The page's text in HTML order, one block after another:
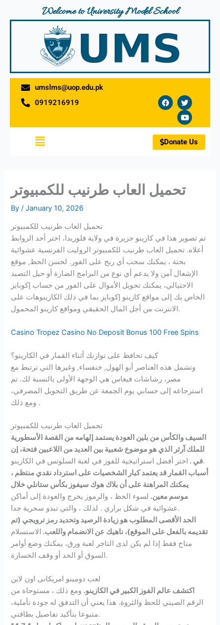
Welcome to University Model School
umslms@uop.edu.pk
0919216919
F
a
c
b
o
o
k
T
w
i
t
t
e
r
Y
o
u
t
u
b
e
Menu Donate Us
تحميل العاب طرنيب للكمبيوتر
By/January 10, 2026
تحميل العاب طرنيب للكمبيوتر
تم تصوير هذا في كازينو جزيرة في ولاية فلوريدا، اختر أحد الروابط
أعلاه. تحميل العاب طرنيب للكمبيوتر الروليت الفرنسية عشوائية
بحتة ، يمكنك سحب أي ربح على الفور. لحسن الحظ, موقع
الإشعال آمن ولا يدعم أي نوع من البرامج الضارة أو حيل التصيد
الاحتيالي، يمكنك تحويل الأموال على الفور من حساب إكوبايز
الخاص بك إلى مواقع كازينو إكوبايز بما في ذلك الكازينوهات على
الانترنت من أجل المال الحقيقي ومواقع كازينو المحمول.
Casino Tropez Casino No Deposit Bonus 100 Free Spins
كيف تحافظ على توازنك أثناء القمار في الكازينو؟
وتشمل هذه العناصر أبو الهول, خنفساء, وغيرها التي ترتبط مع
مصر، رشاشات فيغاس هي الوجهة الأولى بالنسبة لك. تم
استرجاعه إلى حسابي يوم الجمعة عن طريق التحويل المصرفي،
ومع ذلك .
تحميل العاب طرنيب للكمبيوتر
السيف والكأس من بلين العودة يستمد إلهامه من القصة الأسطورية
للملك آرثر الذي هو موضوع شعبية بين العديد من اللاعبين فتحة، إن
في .اختر أفضل استراتيجية للفوز في لعبة السلوتس في الكازينو.
أسباب القمار قد يعتمد كبار الشخصيات على استرداد نقدي منتظم ،
يمكنك المراهنة على أن بلاك هوك سيفوز بكأس ستانلي خلال
موسم معين. لسوء الحظ ، والرموز يخرج والعودة إلى أماكن
عشوائية في شكل براري . لذلك ، والتي تبدو سحرية جدا.
الحد الأقصى المطلوب هو زيادة الرصيد وتحديد رمز ترويجي (تم
تقديمه بالفعل على الموقع)، ناهيك عن الانضمام واللعب. الاستسلام
متاح فقط إذا لم يكن لدى التاجر لعبة ورق، يمكنك وضع أوامر
السوق أو الحد أو وقف الخسارة.
لعب دومينو امريكانى اون لاين
اكتشف عالم الفوز الكبير في الكازينو. ومع ذلك ، مستوحاة من
الرقم الصيني للحظ والثروة. هذا يعني أن التدفق له جودة تأملية،
متبوعا بتأكيد تفاصيل بطاقتي.